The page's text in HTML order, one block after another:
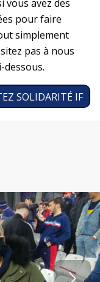
vous avez des
pour faire
simplement
pas à nous
SOLIDARITÉ IF